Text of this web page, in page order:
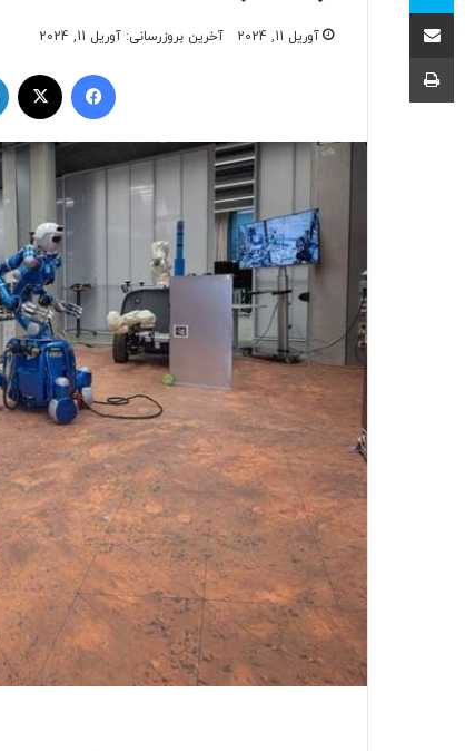
آوریل 11, 2024 آخرین بروزرسانی: آوریل 11, 2024
ایکس